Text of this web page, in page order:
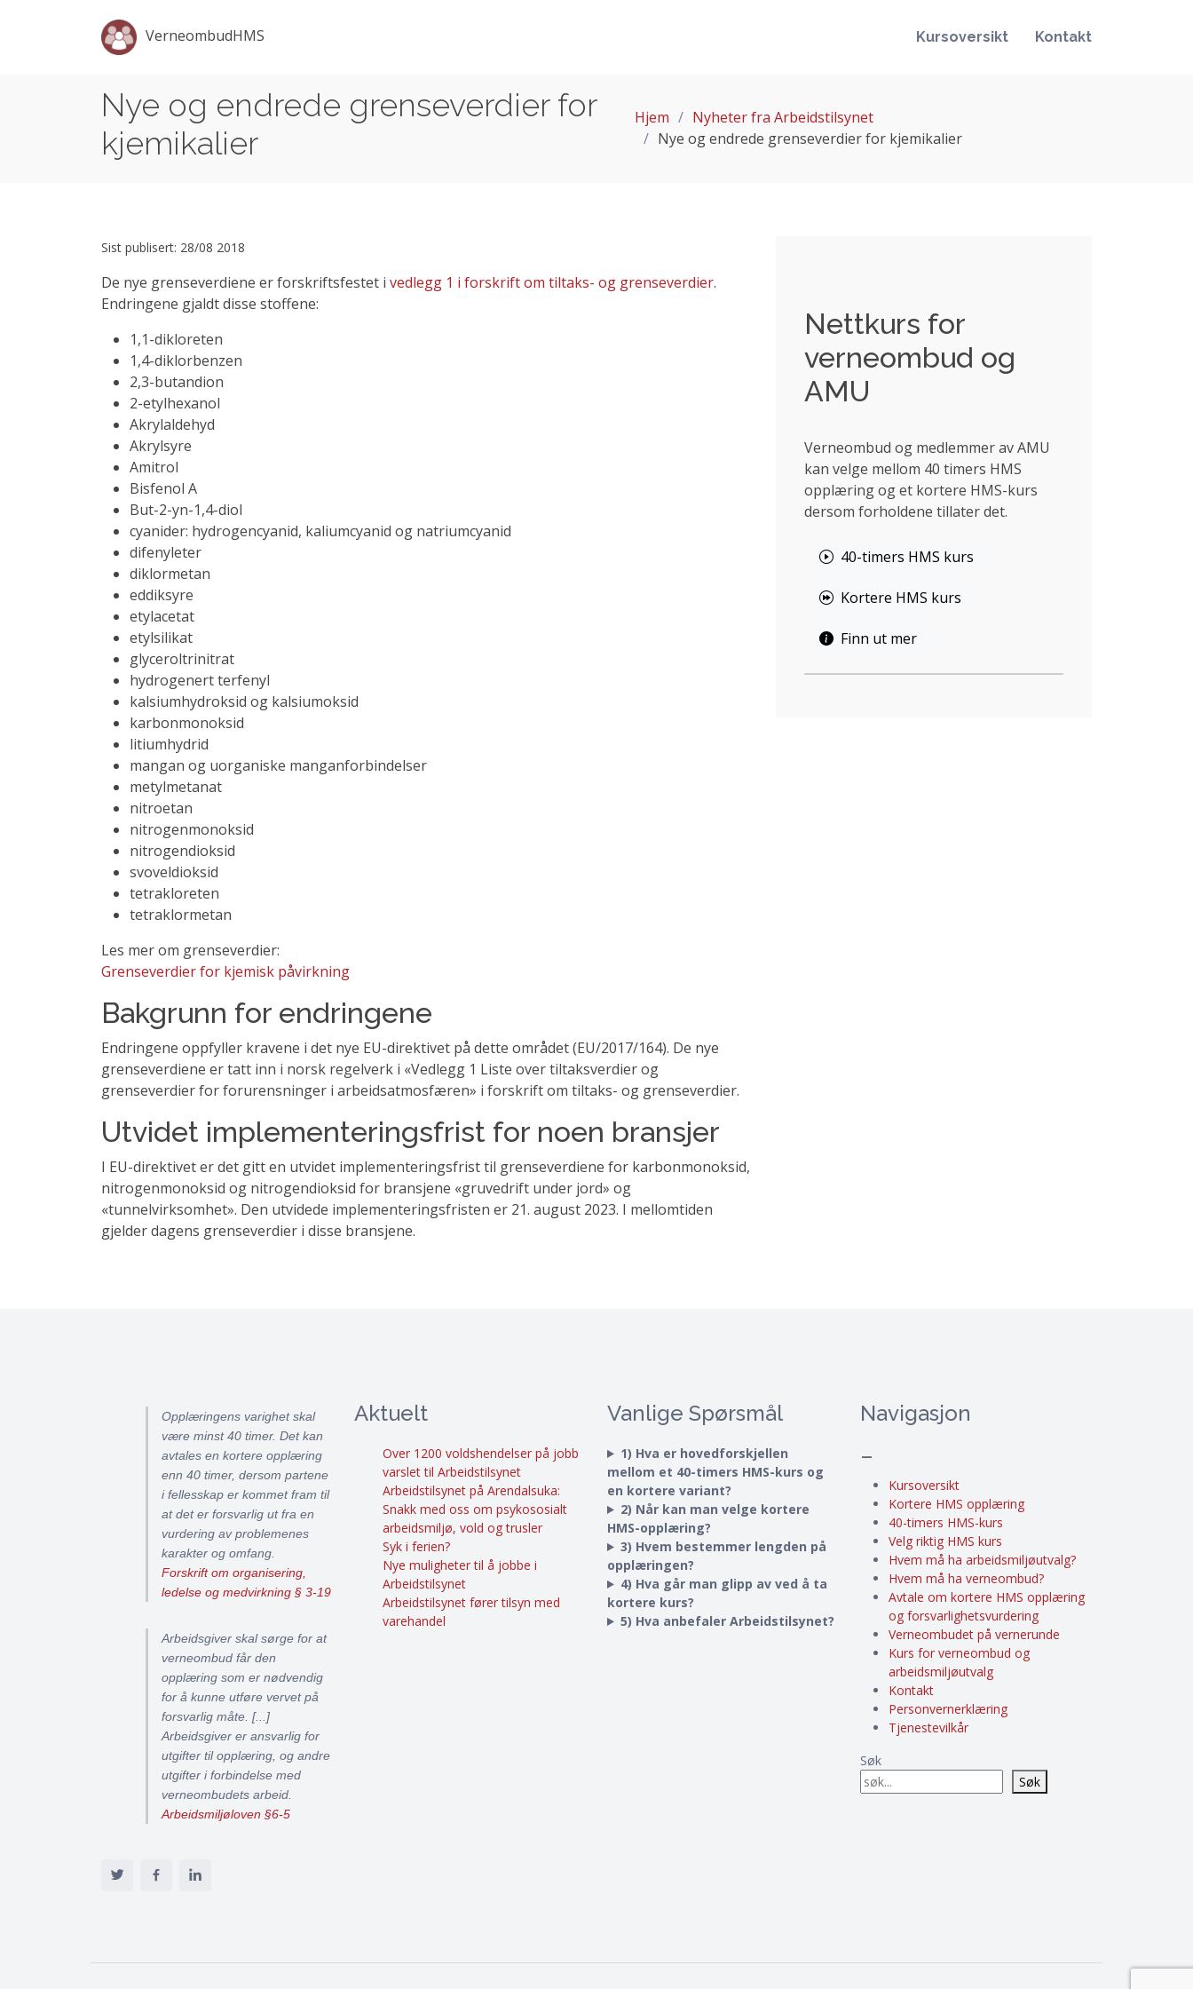
VerneombudHMS Kursoversikt Kontakt
Nye og endrede grenseverdier for
kjemikalier
Hjem
Nyheter fra Arbeidstilsynet
Nye og endrede grenseverdier for kjemikalier
Sist publisert: 28/08 2018
De nye grenseverdiene er forskriftsfestet i vedlegg 1 i forskrift om tiltaks- og grenseverdier.
Endringene gjaldt disse stoffene:
1,1-dikloreten
1,4-diklorbenzen
2,3-butandion
2-etylhexanol
Akrylaldehyd
Akrylsyre
Amitrol
Bisfenol A
But-2-yn-1,4-diol
cyanider: hydrogencyanid, kaliumcyanid og natriumcyanid
difenyleter
diklormetan
eddiksyre
etylacetat
etylsilikat
glyceroltrinitrat
hydrogenert terfenyl
kalsiumhydroksid og kalsiumoksid
karbonmonoksid
litiumhydrid
mangan og uorganiske manganforbindelser
metylmetanat
nitroetan
nitrogenmonoksid
nitrogendioksid
svoveldioksid
tetrakloreten
tetraklormetan
Les mer om grenseverdier:
Grenseverdier for kjemisk påvirkning
Bakgrunn for endringene
Endringene oppfyller kravene i det nye EU-direktivet på dette området (EU/2017/164). De nye
grenseverdiene er tatt inn i norsk regelverk i «Vedlegg 1 Liste over tiltaksverdier og
grenseverdier for forurensninger i arbeidsatmosfæren» i forskrift om tiltaks- og grenseverdier.
Utvidet implementeringsfrist for noen bransjer
I EU-direktivet er det gitt en utvidet implementeringsfrist til grenseverdiene for karbonmonoksid,
nitrogenmonoksid og nitrogendioksid for bransjene «gruvedrift under jord» og
«tunnelvirksomhet». Den utvidede implementeringsfristen er 21. august 2023. I mellomtiden
gjelder dagens grenseverdier i disse bransjene.
Nettkurs for
verneombud og
AMU
Verneombud og medlemmer av AMU
kan velge mellom 40 timers HMS
opplæring og et kortere HMS-kurs
dersom forholdene tillater det.
40-timers HMS kurs
Kortere HMS kurs
Finn ut mer
Opplæringens varighet skal
være minst 40 timer. Det kan
avtales en kortere opplæring
enn 40 timer, dersom partene
i fellesskap er kommet fram til
at det er forsvarlig ut fra en
vurdering av problemenes
karakter og omfang.
Forskrift om organisering,
ledelse og medvirkning § 3-19
Arbeidsgiver skal sørge for at
verneombud får den
opplæring som er nødvendig
for å kunne utføre vervet på
forsvarlig måte. [...]
Arbeidsgiver er ansvarlig for
utgifter til opplæring, og andre
utgifter i forbindelse med
verneombudets arbeid.
Arbeidsmiljøloven §6-5
Aktuelt
Over 1200 voldshendelser på jobb
varslet til Arbeidstilsynet
Arbeidstilsynet på Arendalsuka:
Snakk med oss om psykososialt
arbeidsmiljø, vold og trusler
Syk i ferien?
Nye muligheter til å jobbe i
Arbeidstilsynet
Arbeidstilsynet fører tilsyn med
varehandel
Vanlige Spørsmål
1) Hva er hovedforskjellen
mellom et 40-timers HMS-kurs og
en kortere variant?
2) Når kan man velge kortere
HMS-opplæring?
3) Hvem bestemmer lengden på
opplæringen?
4) Hva går man glipp av ved å ta
kortere kurs?
5) Hva anbefaler Arbeidstilsynet?
Navigasjon
–
Kursoversikt
Kortere HMS opplæring
40-timers HMS-kurs
Velg riktig HMS kurs
Hvem må ha arbeidsmiljøutvalg?
Hvem må ha verneombud?
Avtale om kortere HMS opplæring
og forsvarlighetsvurdering
Verneombudet på vernerunde
Kurs for verneombud og
arbeidsmiljøutvalg
Kontakt
Personvernerklæring
Tjenestevilkår
Søk
Søk